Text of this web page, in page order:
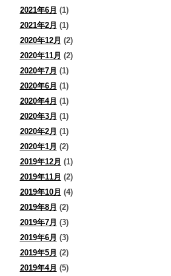
2021年6月 (1)
2021年2月 (1)
2020年12月 (2)
2020年11月 (2)
2020年7月 (1)
2020年6月 (1)
2020年4月 (1)
2020年3月 (1)
2020年2月 (1)
2020年1月 (2)
2019年12月 (1)
2019年11月 (2)
2019年10月 (4)
2019年8月 (2)
2019年7月 (3)
2019年6月 (3)
2019年5月 (2)
2019年4月 (5)